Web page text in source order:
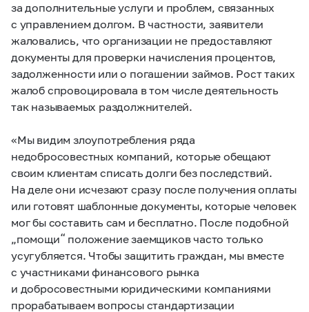
за дополнительные услуги и проблем, связанных
с управлением долгом. В частности, заявители
жаловались, что организации не предоставляют
документы для проверки начисления процентов,
задолженности или о погашении займов. Рост таких
жалоб спровоцировала в том числе деятельность
так называемых раздолжнителей.
«Мы видим злоупотребления ряда
недобросовестных компаний, которые обещают
своим клиентам списать долги без последствий.
На деле они исчезают сразу после получения оплаты
или готовят шаблонные документы, которые человек
мог бы составить сам и бесплатно. После подобной
„помощи“ положение заемщиков часто только
усугубляется. Чтобы защитить граждан, мы вместе
с участниками финансового рынка
и добросовестными юридическими компаниями
прорабатываем вопросы стандартизации